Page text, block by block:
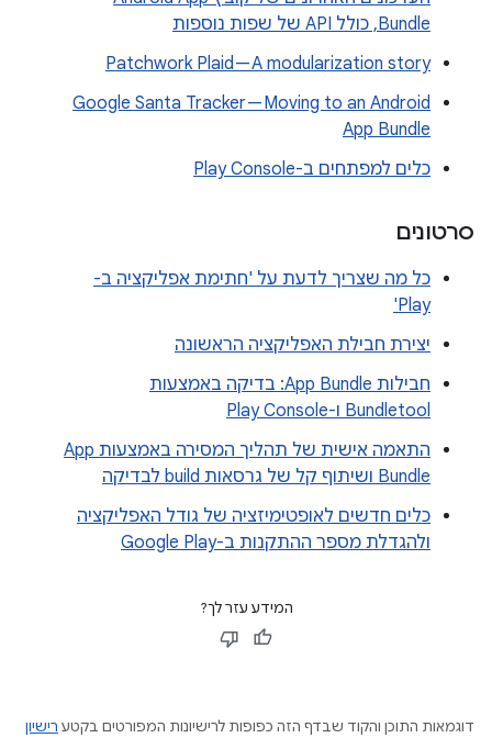
Bundle, כולל API של שפות נוספות
Patchwork Plaid — A modularization story
Google Santa Tracker — Moving to an Android
App Bundle
כלים למפתחים ב-Play Console
סרטונים
כל מה שצריך לדעת על 'חתימת אפליקציה ב-
Play'
יצירת חבילת האפליקציה הראשונה
חבילות App Bundle: בדיקה באמצעות
Bundletool ו-Play Console
התאמה אישית של תהליך המסירה באמצעות App
Bundle ושיתוף קל של גרסאות build לבדיקה
כלים חדשים לאופטימיזציה של גודל האפליקציה
ולהגדלת מספר ההתקנות ב-Google Play
המידע עזר לך?
דוגמאות התוכן והקוד שבדף הזה כפופות לרישיונות המפורטים בקטע רישיון